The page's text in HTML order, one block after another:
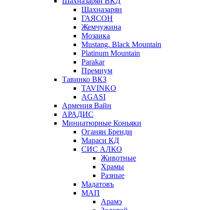
Шахназарян
ГАЯСОН
Жемчужина
Мозаика
Mustang. Black Mountain
Platinum Mountain
Parakar
Премиум
Тавинко ВКЗ
TAVINKO
AGASI
Армения Вайн
АРАДИС
Миниатюрные Коньяки
Оганян Бренди
Мараси КД
СИС АЛКО
Животные
Храмы
Разные
Мадатовъ
МАП
Арамэ